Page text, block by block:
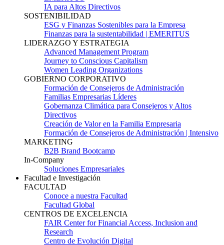
IA para Altos Directivos
SOSTENIBILIDAD
ESG y Finanzas Sostenibles para la Empresa
Finanzas para la sustentabilidad | EMERITUS
LIDERAZGO Y ESTRATEGIA
Advanced Management Program
Journey to Conscious Capitalism
Women Leading Organizations
GOBIERNO CORPORATIVO
Formación de Consejeros de Administración
Familias Empresarias Líderes
Gobernanza Climática para Consejeros y Altos
Directivos
Creación de Valor en la Familia Empresaria
Formación de Consejeros de Administración | Intensivo
MARKETING
B2B Brand Bootcamp
In-Company
Soluciones Empresariales
Facultad e Investigación
FACULTAD
Conoce a nuestra Facultad
Facultad Global
CENTROS DE EXCELENCIA
FAIR Center for Financial Access, Inclusion and
Research
Centro de Evolución Digital